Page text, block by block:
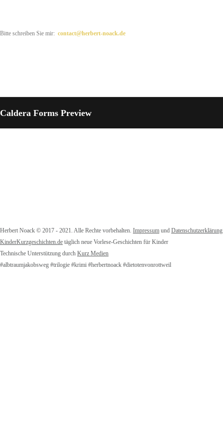
Bitte schreiben Sie mir: contact@herbert-noack.de
Caldera Forms Preview
Herbert Noack © 2017 - 2021. Alle Rechte vorbehalten. Impressum und
KinderKurzgeschichten.de täglich neue Vorlese-Geschichten für Kinder
Technische Unterstützung durch Kurz Medien
#albtraumjakobsweg #trilogie #krimi #herbertnoack #dietotenvonrottweil